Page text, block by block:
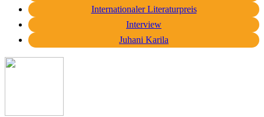
Internationaler Literaturpreis
Interview
Juhani Karila